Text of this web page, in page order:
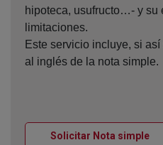
hipoteca, usufructo…- y su
limitaciones.
Este servicio incluye, si
al inglés de la nota simple.
Solicitar Nota simple